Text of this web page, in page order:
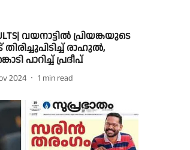
വയനാട്ടില്‍ പ്രിയങ്കയുടെ
തിരിച്ചുപിടിച്ച് രാഹുല്‍,
പാറിച്ച് പ്രദീപ്
2024 1 min read